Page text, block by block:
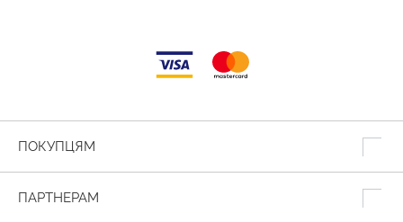
ПОКУПЦЯМ
ПАРТНЕРАМ